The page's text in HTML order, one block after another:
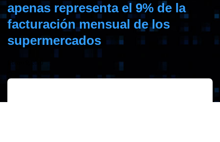
apenas representa el 9% de la
facturación mensual de los
supermercados
febrero 9, 2020